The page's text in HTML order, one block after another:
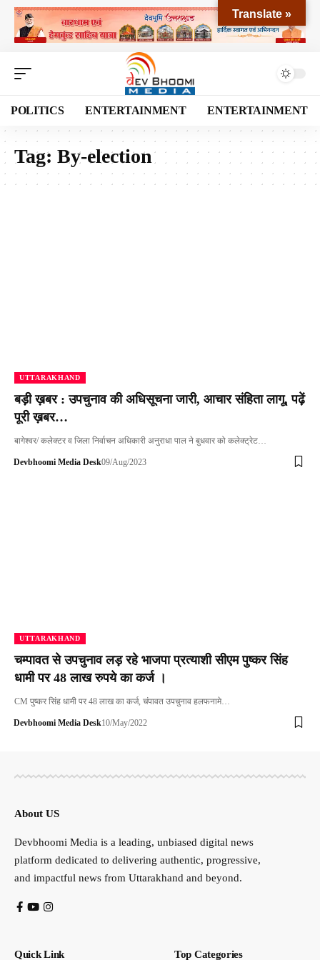
POLITICS ENTERTAINMENT ENTERTAINMENT
Tag: By-election
UTTARAKHAND
बड़ी ख़बर : उपचुनाव की अधिसूचना जारी, आचार संहिता लागू, पढ़ें
पूरी ख़बर…
बागेश्वर/ कलेक्टर व जिला निर्वाचन अधिकारी अनुराधा पाल ने बुधवार को कलेक्ट्रेट…
Devbhoomi Media Desk09/Aug/2023
UTTARAKHAND
चम्पावत से उपचुनाव लड़ रहे भाजपा प्रत्याशी सीएम पुष्कर सिंह
धामी पर 48 लाख रुपये का कर्ज ।
CM पुष्कर सिंह धामी पर 48 लाख का कर्ज, चंपावत उपचुनाव हलफनामे…
Devbhoomi Media Desk10/May/2022
About US
Devbhoomi Media is a leading, unbiased digital news
platform dedicated to delivering authentic, progressive,
and impactful news from Uttarakhand and beyond.
Quick Link Top Categories
Translate »